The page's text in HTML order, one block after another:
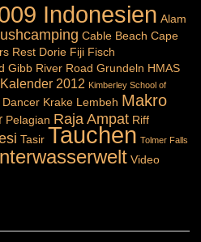
Indonesien Alam
Cable Beach Cape
Rest Dorie Fiji Fisch
Gibb River Road Grundeln HMAS
Kalender 2012 Kimberley School of
Dancer Krake Lembeh Makro
Pelagian Raja Ampat Riff
Tasir Tauchen Tolmer Falls
Video